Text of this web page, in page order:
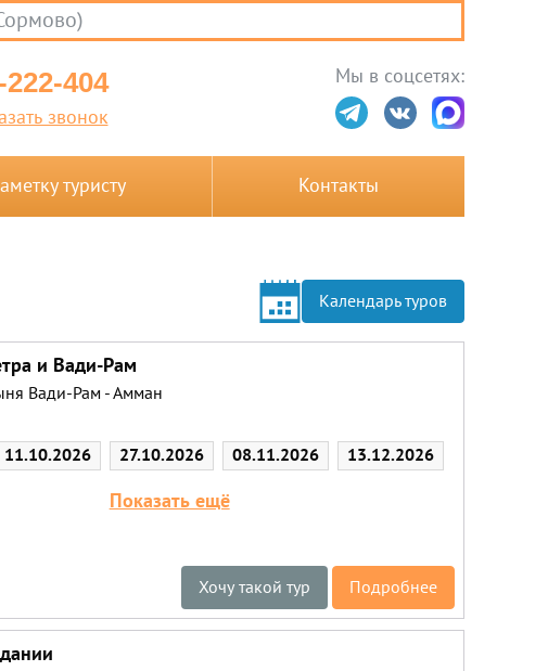
туристу Контакты
222-404
звонок
Мы в соцсетях:
Календарь туров
и Вади-Рам
Вади-Рам - Амман
11.10.2026 27.10.2026 08.11.2026
13.12.2026
Показать ещё
Хочу такой тур Подробнее